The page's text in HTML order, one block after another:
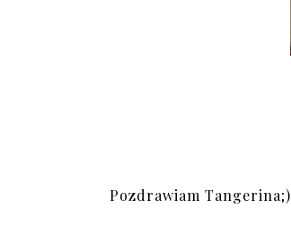
Pozdrawiam Tangerina;)